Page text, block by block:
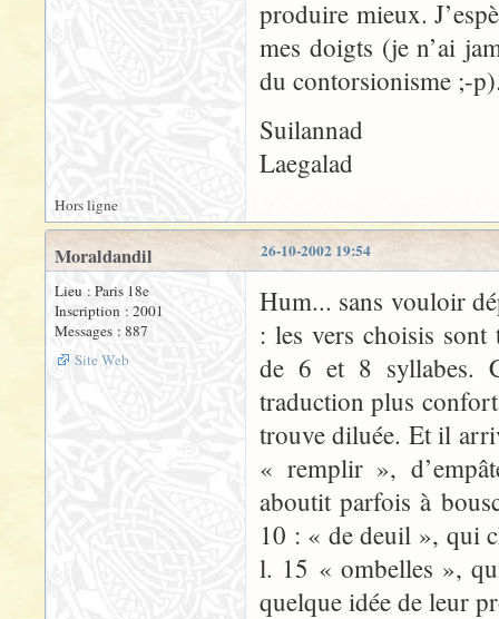
produire mieux.
mes doigts (je n’ai
du contorsionisme ;-
Suilannad
Laegalad
Hors ligne
26-10-2002 19:54
Moraldandil
Lieu : Paris 18e
Inscription : 2001
Messages : 887
Site Web
Hum... sans vouloir
: les vers choisis
de 6 et 8 syllabes.
traduction plus
trouve diluée. Et il
« remplir »,
aboutit parfois à
10 : « de deuil », qui
l. 15 « ombelles »,
quelque idée de leur